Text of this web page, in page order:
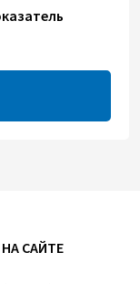
собрание
(ФОТО)
САЙТЕ